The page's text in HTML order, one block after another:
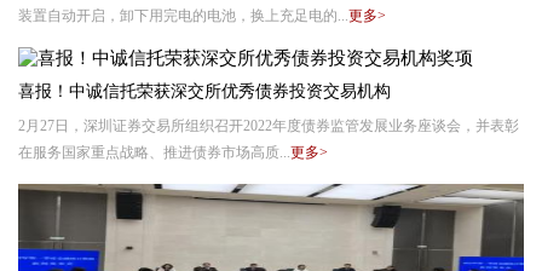
装置自动开启，卸下用完电的电池，换上充足电的...更多>
喜报！中诚信托荣获深交所优秀债券投资交易机构
2月27日，深圳证券交易所组织召开2022年度债券监管发展业务座谈会，并表彰
在服务国家重点战略、推进债券市场高质...更多>